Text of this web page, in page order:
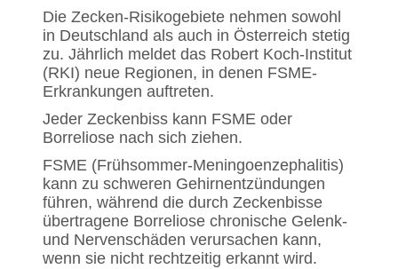
Die Zecken-Risikogebiete nehmen sowohl
in Deutschland als auch in Österreich stetig
zu. Jährlich meldet das Robert Koch-Institut
(RKI) neue Regionen, in denen FSME-
Erkrankungen auftreten.
Jeder Zeckenbiss kann FSME oder
Borreliose nach sich ziehen.
FSME (Frühsommer-Meningoenzephalitis)
kann zu schweren Gehirnentzündungen
führen, während die durch Zeckenbisse
übertragene Borreliose chronische Gelenk-
und Nervenschäden verursachen kann,
wenn sie nicht rechtzeitig erkannt wird.